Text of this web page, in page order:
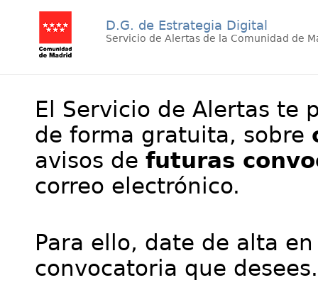
D.G. de Estrategia Digital
Servicio de Alertas de la Comunidad de
El Servicio de Alertas te
de forma gratuita, sobre
avisos de futuras
correo electrónico.
Para ello, date de alta
convocatoria que desees.